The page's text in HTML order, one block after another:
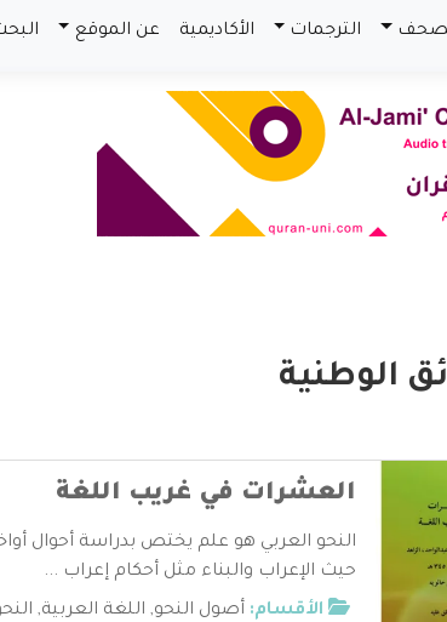
الترجمات الأكاديمية عن الموقع
الوطنية
العشرات في غريب اللغة
النحو العربي هو علم يختص بدراسة أحوال
حيث الإعراب والبناء مثل أحكام إعراب ...
الأقسام: أصول النحو, اللغة العربية,